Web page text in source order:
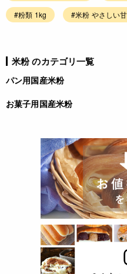
#粉類 1kg #米粉 やさしい
米粉 のカテゴリ一覧
パン用国産米粉
お菓子用国産米粉